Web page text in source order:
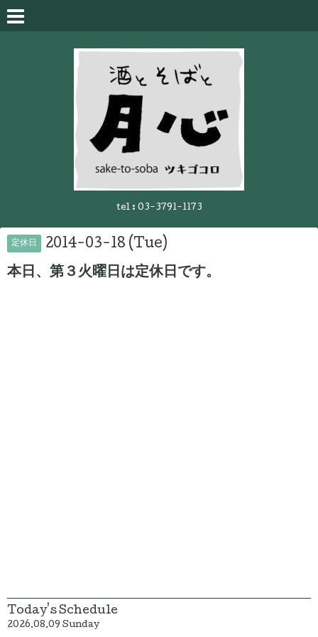
tel : 03-3791-1173
定休日 2014-03-18 (Tue)
本日、第３火曜日は定休日です。
Today's Schedule
2026.08.09 Sunday